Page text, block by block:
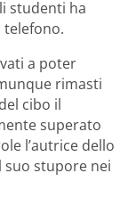
studenti ha
telefono.
a poter
rimasti
cibo il
superato
l’autrice dello
suo stupore nei